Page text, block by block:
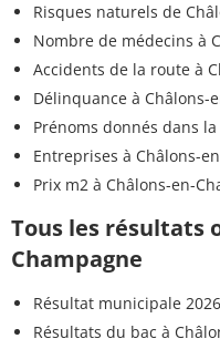
Risques naturels de
Nombre de médecins à
Accidents de la route à
Délinquance à Châlons-
Prénoms donnés dans
Entreprises à Châlons-
Prix m2 à Châlons-en-
Tous les résultats
Champagne
Résultat municipale
Résultats du bac à